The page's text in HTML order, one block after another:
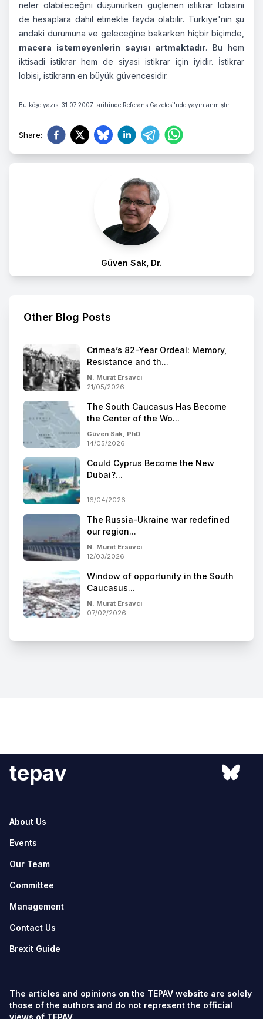
Güven Sak, Dr.
Other Blog Posts
Crimea’s 82-Year Ordeal: Memory,
Resistance and th...
N. Murat Ersavcı
21/05/2026
The South Caucasus Has Become
the Center of the Wo...
Güven Sak, PhD
14/05/2026
Could Cyprus Become the New
Dubai?...
16/04/2026
The Russia-Ukraine war redefined
our region...
N. Murat Ersavcı
12/03/2026
Window of opportunity in the South
Caucasus...
N. Murat Ersavcı
07/02/2026
neler olabileceğini düşünürken güçlenen istikrar lobisini
de hesaplara dahil etmekte fayda olabilir. Türkiye'nin şu
andaki durumuna ve geleceğine bakarken hiçbir biçimde,
macera istemeyenlerin sayısı artmaktadır. Bu hem
iktisadi istikrar hem de siyasi istikrar için iyidir. İstikrar
lobisi, istikrarın en büyük güvencesidir.
Bu köşe yazısı 31.07.2007 tarihinde Referans Gazetesi'nde yayınlanmıştır.
Share:
tepav
About Us
Events
Our Team
Committee
Management
Contact Us
Brexit Guide
The articles and opinions on the TEPAV website are solely
those of the authors and do not represent the official
views of TEPAV.